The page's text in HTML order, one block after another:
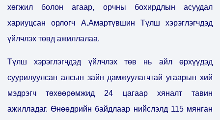
хөгжил болон агаар, орчны бохирдлын асуудал
хариуцсан орлогч А.Амартүвшин Түлш хэрэглэгчдэд
үйлчлэх төвд ажиллалаа.
Түлш хэрэглэгчдэд үйлчлэх төв нь айл өрхүүдэд
суурилуулсан алсын зайн дамжуулагчтай угаарын хий
мэдрэгч төхөөрөмжид 24 цагаар хяналт тавин
ажилладаг. Өнөөдрийн байдлаар нийслэлд 115 мянган